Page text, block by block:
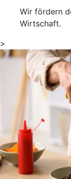
Wir fördern
Wirtschaft.
>